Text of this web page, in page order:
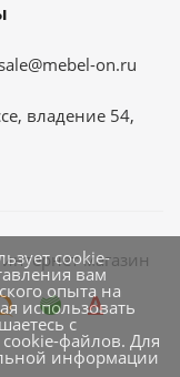
sale@mebel-on.ru
владение 54,
магазин
cookie-
вам
опыта на
использовать
с
файлов. Для
информации